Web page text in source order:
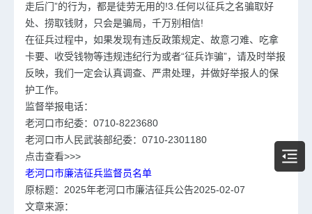
走后门”的行为，都是徒劳无用的!3.任何以征兵之名骗取好
处、捞取钱财，只会是骗局，千万别相信!
在征兵过程中，如果发现有违反政策规定、故意刁难、吃拿
卡要、收受钱物等违规违纪行为或者“征兵诈骗”，请及时举报
反映，我们一定会认真调查、严肃处理，并做好举报人的保
护工作。
监督举报电话：
老河口市纪委：0710-8223680
老河口市人民武装部纪委：0710-2301180
点击查看>>>
老河口市廉洁征兵监督员名单
原标题：2025年老河口市廉洁征兵公告2025-02-07
文章来源：